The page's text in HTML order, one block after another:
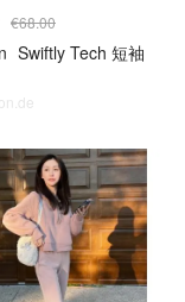
€68.00
Swiftly Tech 短袖